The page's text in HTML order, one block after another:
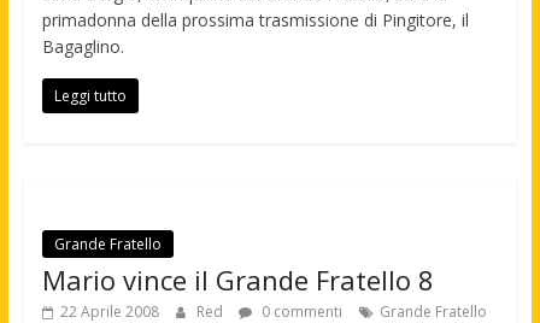
primadonna della prossima trasmissione di Pingitore, il
Bagaglino.
Leggi tutto
Grande Fratello
Mario vince il Grande Fratello 8
22 Aprile 2008 Red 0 commenti
Grande Fratello